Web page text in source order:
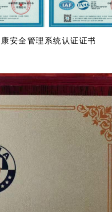
安全管理系统认证证书